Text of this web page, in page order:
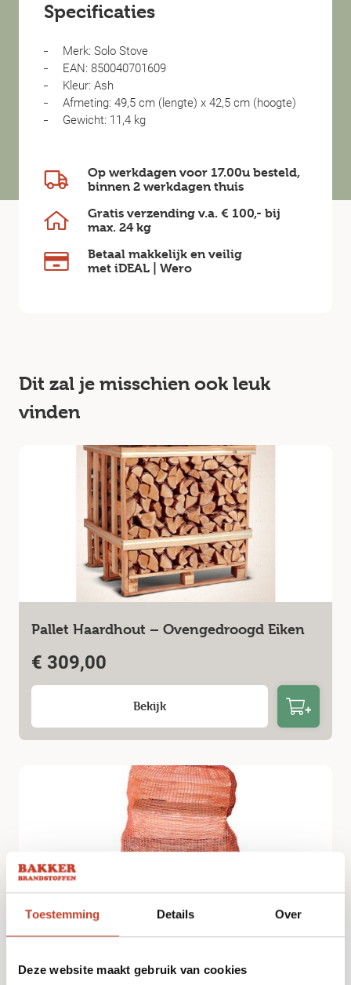
Toestemming Details Over
Deze website maakt gebruik van cookies
Specificaties
Merk: Solo Stove
EAN: 850040701609
Kleur: Ash
Afmeting: 49,5 cm (lengte) x 42,5 cm (hoogte)
Gewicht: 11,4 kg
Op werkdagen voor 17.00u besteld,
binnen 2 werkdagen thuis
Gratis verzending v.a. € 100,- bij
max. 24 kg
Betaal makkelijk en veilig
met iDEAL | Wero
Dit zal je misschien ook leuk
vinden
Pallet Haardhout – Ovengedroogd Eiken
€ 309,00
Bekijk